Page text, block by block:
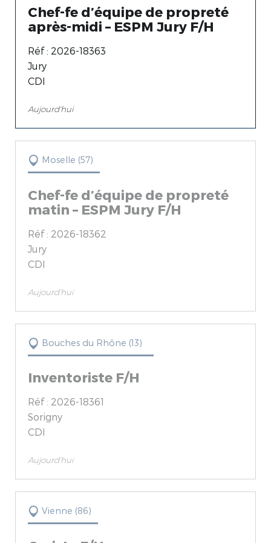
Isère (38) (29)
Chef-fe d’équipe de propreté
après-midi – ESPM Jury F/H
Réf : 2026-18363
Jury
CDI
Aujourd'hui
Moselle (57)
Chef-fe d’équipe de propreté
matin – ESPM Jury F/H
Réf : 2026-18362
Jury
CDI
Aujourd'hui
Bouches du Rhône (13)
Inventoriste F/H
Réf : 2026-18361
Sorigny
CDI
Aujourd'hui
Vienne (86)